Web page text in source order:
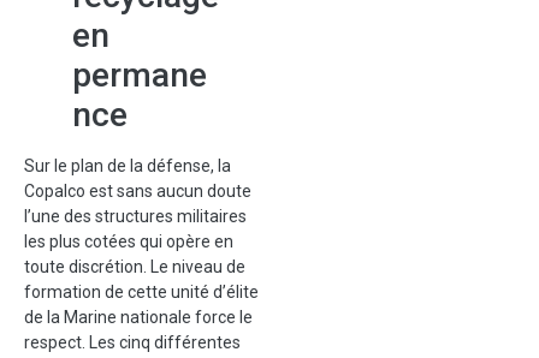
en
permane
nce
Sur le plan de la défense, la
Copalco est sans aucun doute
l’une des structures militaires
les plus cotées qui opère en
toute discrétion. Le niveau de
formation de cette unité d’élite
de la Marine nationale force le
respect. Les cinq différentes